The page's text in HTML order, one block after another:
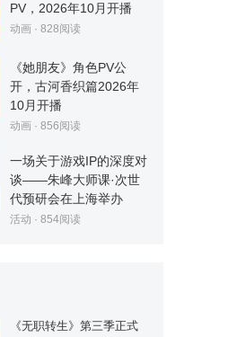
PV，2026年10月开播
动画 · 828阅读
《她朋友》角色PV公
开，古河香织篇2026年
10月开播
动画 · 856阅读
一场关于游戏IP的深度对
谈——朱峰大师课·次世
代预研会在上海举办
活动 · 854阅读
《无职转生》第三季正式